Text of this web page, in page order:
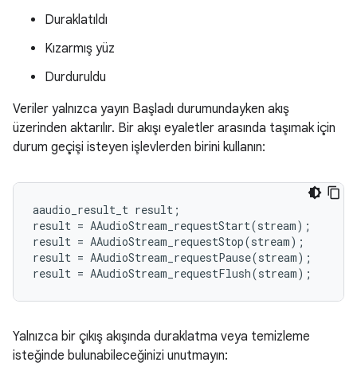
Duraklatıldı
Kızarmış yüz
Durduruldu
Veriler yalnızca yayın Başladı durumundayken akış
üzerinden aktarılır. Bir akışı eyaletler arasında taşımak için
durum geçişi isteyen işlevlerden birini kullanın:
aaudio_result_t result ;
result = AAudioStream_requestStart(stream);
result = AAudioStream_requestStop(stream);
result = AAudioStream_requestPause(stream);
result = AAudioStream_requestFlush(stream);
Yalnızca bir çıkış akışında duraklatma veya temizleme
isteğinde bulunabileceğinizi unutmayın: